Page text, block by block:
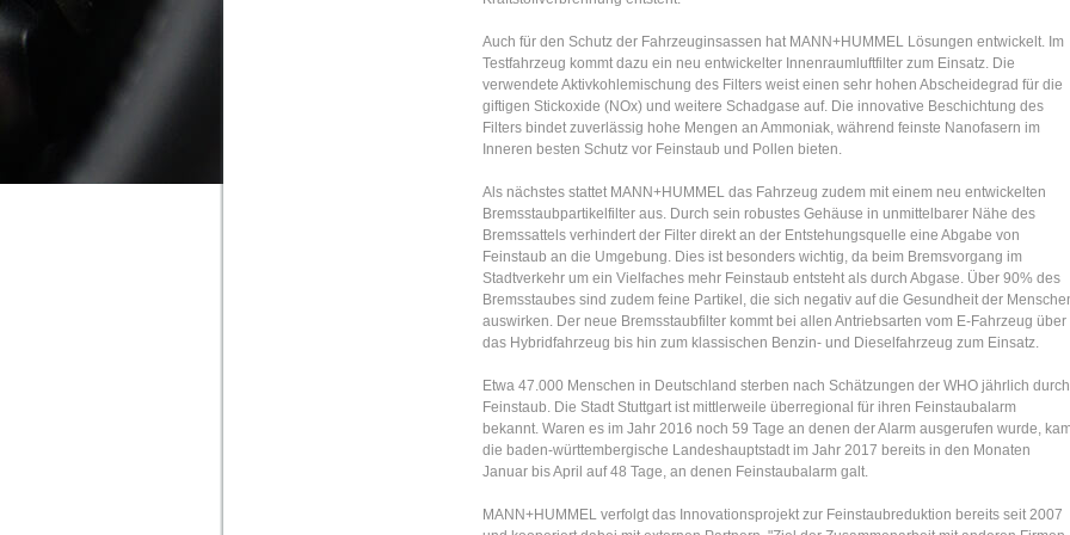
Auch für den Schutz der Fahrzeuginsassen hat MANN+HUMMEL Lösungen entwickelt. Im
Testfahrzeug kommt dazu ein neu entwickelter Innenraumluftfilter zum Einsatz. Die
verwendete Aktivkohlemischung des Filters weist einen sehr hohen Abscheidegrad für die
giftigen Stickoxide (NOx) und weitere Schadgase auf. Die innovative Beschichtung des
Filters bindet zuverlässig hohe Mengen an Ammoniak, während feinste Nanofasern im
Inneren besten Schutz vor Feinstaub und Pollen bieten.
Als nächstes stattet MANN+HUMMEL das Fahrzeug zudem mit einem neu entwickelten
Bremsstaubpartikelfilter aus. Durch sein robustes Gehäuse in unmittelbarer Nähe des
Bremssattels verhindert der Filter direkt an der Entstehungsquelle eine Abgabe von
Feinstaub an die Umgebung. Dies ist besonders wichtig, da beim Bremsvorgang im
Stadtverkehr um ein Vielfaches mehr Feinstaub entsteht als durch Abgase. Über 90% des
Bremsstaubes sind zudem feine Partikel, die sich negativ auf die Gesundheit der
auswirken. Der neue Bremsstaubfilter kommt bei allen Antriebsarten vom E-Fahrzeug über
das Hybridfahrzeug bis hin zum klassischen Benzin- und Dieselfahrzeug zum Einsatz.
Etwa 47.000 Menschen in Deutschland sterben nach Schätzungen der WHO jährlich durch
Feinstaub. Die Stadt Stuttgart ist mittlerweile überregional für ihren Feinstaubalarm
bekannt. Waren es im Jahr 2016 noch 59 Tage an denen der Alarm ausgerufen wurde,
die baden-württembergische Landeshauptstadt im Jahr 2017 bereits in den Monaten
Januar bis April auf 48 Tage, an denen Feinstaubalarm galt.
MANN+HUMMEL verfolgt das Innovationsprojekt zur Feinstaubreduktion bereits seit 2007